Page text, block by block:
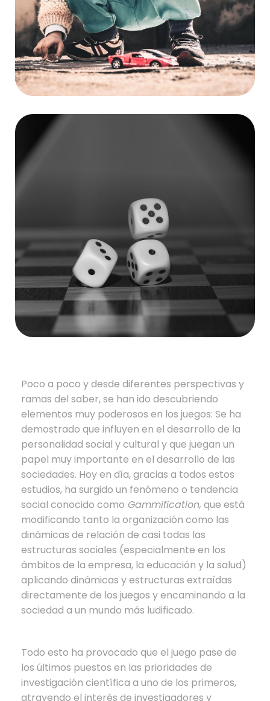
Poco a poco y desde diferentes perspectivas y
ramas del saber, se han ido descubriendo
elementos muy poderosos en los juegos: Se ha
demostrado que influyen en el desarrollo de la
personalidad social y cultural y que juegan un
papel muy importante en el desarrollo de las
sociedades. Hoy en día, gracias a todos estos
estudios, ha surgido un fenómeno o tendencia
social conocido como Gammification, que está
modificando tanto la organización como las
dinámicas de relación de casi todas las
estructuras sociales (especialmente en los
ámbitos de la empresa, la educación y la salud)
aplicando dinámicas y estructuras extraídas
directamente de los juegos y encaminando a la
sociedad a un mundo más ludificado.
Todo esto ha provocado que el juego pase de
los últimos puestos en las prioridades de
investigación científica a uno de los primeros,
atrayendo el interés de investigadores y